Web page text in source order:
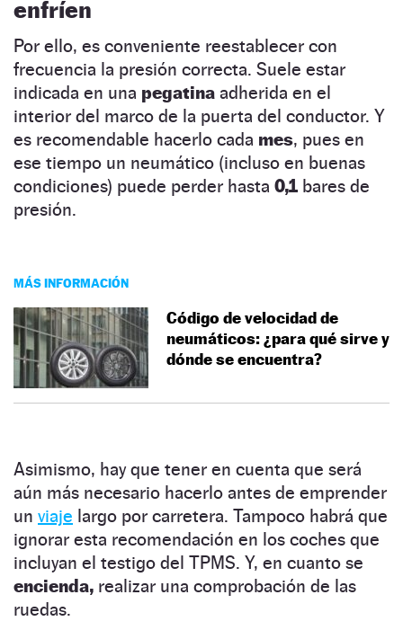
enfríen
Por ello, es conveniente reestablecer con
frecuencia la presión correcta. Suele estar
indicada en una pegatina adherida en el
interior del marco de la puerta del conductor. Y
es recomendable hacerlo cada mes, pues en
ese tiempo un neumático (incluso en buenas
condiciones) puede perder hasta 0,1 bares de
presión.
MÁS INFORMACIÓN
Código de velocidad de
neumáticos: ¿para qué sirve y
dónde se encuentra?
Asimismo, hay que tener en cuenta que será
aún más necesario hacerlo antes de emprender
un viaje largo por carretera. Tampoco habrá que
ignorar esta recomendación en los coches que
incluyan el testigo del TPMS. Y, en cuanto se
encienda, realizar una comprobación de las
ruedas.